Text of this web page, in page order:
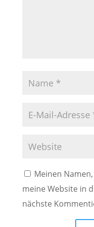
Meinen
meine Website in
nächste